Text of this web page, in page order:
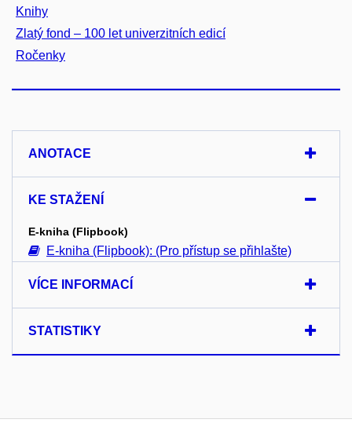
Knihy
Zlatý fond – 100 let univerzitních edicí
Ročenky
ANOTACE
KE STAŽENÍ
E-kniha (Flipbook)
E-kniha (Flipbook): (Pro přístup se přihlašte)
VÍCE INFORMACÍ
STATISTIKY